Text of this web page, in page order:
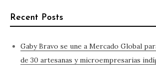
Recent Posts
Gaby Bravo se une a Mercado Global
de 30 artesanas y microempresarias